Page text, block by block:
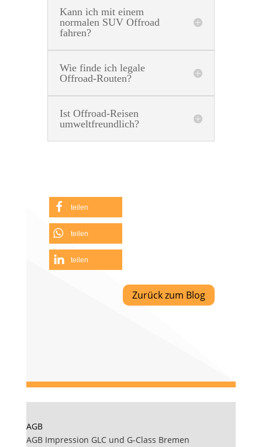
Kann ich mit einem
normalen SUV Offroad
fahren?
Wie finde ich legale
Offroad-Routen?
Ist Offroad-Reisen
umweltfreundlich?
teilen
teilen
teilen
Zurück zum Blog
AGB
AGB Impression GLC und G-Class Bremen